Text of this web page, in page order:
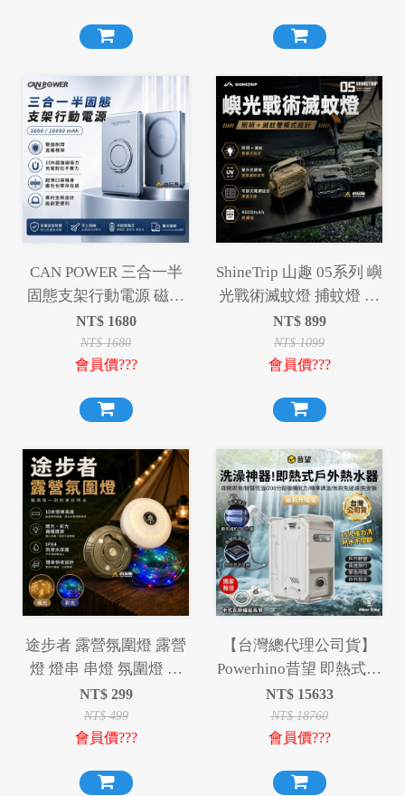
CAN POWER 三合一半
固態支架行動電源 磁吸
行動電源 行動電源
5000mAh 10000mAh
NT$ 1680
NT$1680
會員價???
ShineTrip 山趣 05系列 嶼
光戰術滅蚊燈 捕蚊燈 露
營燈 照明燈 滅蚊 驅蚊
NT$ 899
NT$1099
會員價???
途步者 露營氛圍燈 露營
燈 燈串 串燈 氛圍燈 氣
氛燈 照明燈
NT$ 299
NT$499
會員價???
【台灣總代理公司貨】
Powerhino昔望 即熱式戶
外露營熱水器 獨家贈送
卡式瓦斯罐延長管 智能
恆溫 3秒速熱 不須安裝
兩用 洗澡神器 淋浴神器
NT$ 15633
NT$18760
會員價???